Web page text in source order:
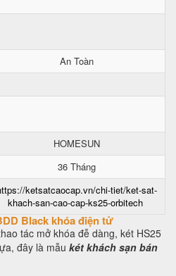
An Toàn
HOMESUN
36 Tháng
ketsatcaocap.vn/chi-tiet/ket-sat-
khach-san-cao-cap-ks25-orbitech
Black khóa điện tử
tác mở khóa đễ dàng, két HS25
đây là mẫu két khách sạn bán